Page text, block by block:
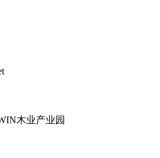
木业产业园